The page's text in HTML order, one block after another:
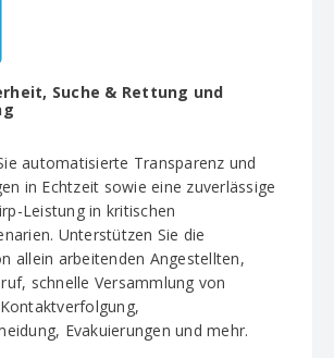
Suche & Rettung und
automatisierte Transparenz und
in Echtzeit sowie eine zuverlässige
Leistung in kritischen
Unterstützen Sie die
allein arbeitenden Angestellten,
schnelle Versammlung von
Evakuierungen und mehr.